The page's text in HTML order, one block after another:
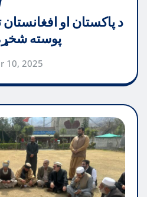
د پاکستان او
پوسته
10, 2025